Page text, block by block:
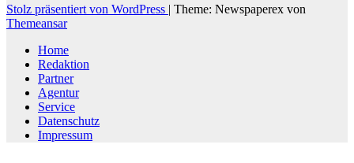
Stolz präsentiert von WordPress | Theme: Newspaperex von
Themeansar
Home
Redaktion
Partner
Agentur
Service
Datenschutz
Impressum